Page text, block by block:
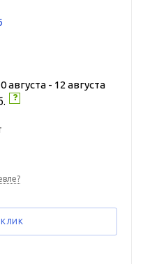
- 12 августа